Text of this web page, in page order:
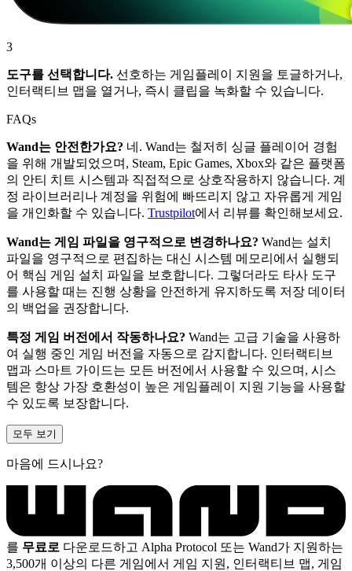
3
도구를 선택합니다. 선호하는 게임플레이 지원을 토글하거나,
인터랙티브 맵을 열거나, 즉시 클립을 녹화할 수 있습니다.
FAQs
Wand는 안전한가요? 네. Wand는 철저히 싱글 플레이어 경험
을 위해 개발되었으며, Steam, Epic Games, Xbox와 같은 플랫폼
의 안티 치트 시스템과 직접적으로 상호작용하지 않습니다. 계
정 라이브러리나 계정을 위험에 빠뜨리지 않고 자유롭게 게임
을 개인화할 수 있습니다. Trustpilot에서 리뷰를 확인해보세요.
Wand는 게임 파일을 영구적으로 변경하나요? Wand는 설치
파일을 영구적으로 편집하는 대신 시스템 메모리에서 실행되
어 핵심 게임 설치 파일을 보호합니다. 그렇더라도 타사 도구
를 사용할 때는 진행 상황을 안전하게 유지하도록 저장 데이터
의 백업을 권장합니다.
특정 게임 버전에서 작동하나요? Wand는 고급 기술을 사용하
여 실행 중인 게임 버전을 자동으로 감지합니다. 인터랙티브
맵과 스마트 가이드는 모든 버전에서 사용할 수 있으며, 시스
템은 항상 가장 호환성이 높은 게임플레이 지원 기능을 사용할
수 있도록 보장합니다.
모두 보기
마음에 드시나요?
를 무료로 다운로드하고 Alpha Protocol 또는 Wand가 지원하는
3,500개 이상의 다른 게임에서 게임 지원, 인터랙티브 맵, 게임